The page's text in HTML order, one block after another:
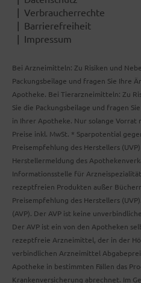
Verbraucherrechte
Barrierefreiheit
Impressum
Bei Arzneimitteln: Zu Risiken und
Packungsbeilage und fragen Sie Ihre
Apotheke. Bei Tierarzneimitteln: Zu
Sie die Packungsbeilage und fragen
in Ihrer Apotheke. Nur solange
Preise inkl. MwSt. * Sparpotential
Preisempfehlung des Herstellers
Herstellermeldung des
Informationsstelle für
rezeptfreien Produkten außer
Preisempfehlung des Herstellers
(AVP). Der AVP ist keine
Der AVP ist ein von den Apotheken
rezeptfreie Arzneimittel, der in der
verbindlichen Arzneimittel
Apotheke in bestimmten Fällen das
Krankenversicherung abrechnet. Im